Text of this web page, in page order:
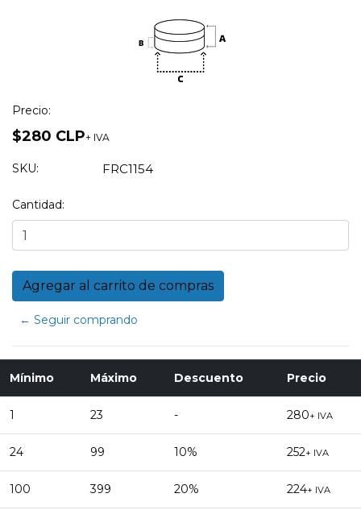
Precio:
$280 CLP+ IVA
SKU: FRC1154
Cantidad:
← Seguir comprando
Mínimo Máximo Descuento Precio
1 23 - 280+ IVA
24 99 10% 252+ IVA
100 399 20% 224+ IVA